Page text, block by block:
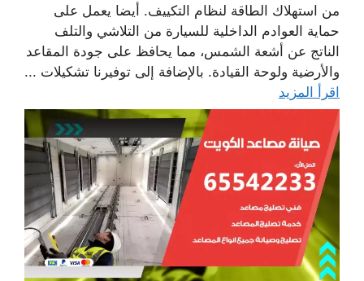
من استهلاك الطاقة لنظام التكييف. أيضا يعمل على
حماية العوادم الداخلية للسيارة من التلاشي والتلف
الناتج عن أشعة الشمس، مما يحافظ على جودة المقاعد
والأرضية ولوحة القيادة. بالإضافة إلى توفيرنا تشكيلات ...
اقرأ المزيد